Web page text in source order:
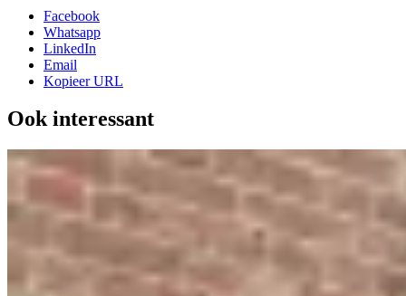
Facebook
Whatsapp
LinkedIn
Email
Kopieer URL
Ook interessant